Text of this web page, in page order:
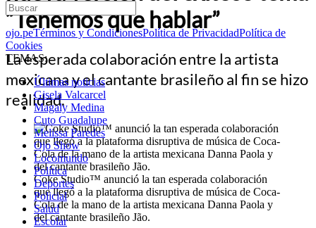
ojo.peTérminos y CondicionesPolítica de PrivacidadPolítica de
Cookies
TEMAS:
Últimas noticias
Gisela Valcarcel
Magaly Medina
Cuto Guadalupe
Melissa Paredes
Ojo Show
Locomundo
Política
Deportes
Policial
Salud
Escolar
“Tenemos que hablar”
La esperada colaboración entre la artista
mexicana y el cantante brasileño al fin se hizo
realidad.
Coke Studio™ anunció la tan esperada colaboración
que llegó a la plataforma disruptiva de música de Coca-
Cola de la mano de la artista mexicana Danna Paola y
del cantante brasileño Jão.